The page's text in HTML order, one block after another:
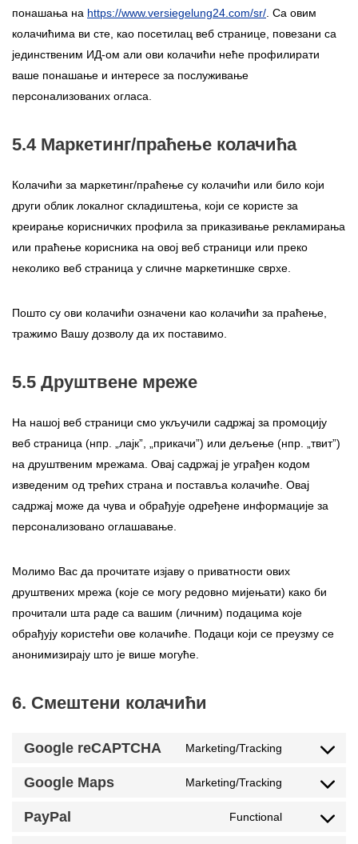
понашања на https://www.versiegelung24.com/sr/ . Са овим
колачићима ви сте, као посетилац веб странице, повезани са
јединственим ИД-ом али ови колачићи неће профилирати
ваше понашање и интересе за послуживање
персонализованих огласа.
5.4 Маркетинг/праћење колачића
Колачићи за маркетинг/праћење су колачићи или било који
други облик локалног складиштења, који се користе за
креирање корисничких профила за приказивање рекламирања
или праћење корисника на овој веб страници или преко
неколико веб страница у сличне маркетиншке сврхе.
Пошто су ови колачићи означени као колачићи за праћење,
тражимо Вашу дозволу да их поставимо.
5.5 Друштвене мреже
На нашој веб страници смо укључили садржај за промоцију
веб страница (нпр. „лајк”, „прикачи”) или дељење (нпр. „твит”)
на друштвеним мрежама. Овај садржај је уграђен кодом
изведеним од трећих страна и поставља колачиће. Овај
садржај може да чува и обрађује одређене информације за
персонализовано оглашавање.
Молимо Вас да прочитате изјаву о приватности ових
друштвених мрежа (које се могу редовно мијењати) како би
прочитали шта раде са вашим (личним) подацима које
обрађују користећи ове колачиће. Подаци који се преузму се
анонимизирају што је више могуће.
6. Смештени колачићи
Google reCAPTCHA Marketing/Tracking
Google Maps Marketing/Tracking
PayPal Functional